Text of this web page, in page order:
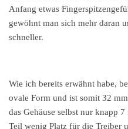
Anfang etwas
gewöhnt man sich mehr daran
schneller.
Wie ich bereits erwähnt habe,
ovale Form und ist somit 32
das Gehäuse selbst nur knapp
Teil wenig Platz für die Treiber